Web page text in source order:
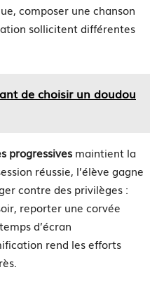
composer une chanson
sollicitent différentes
de choisir un doudou
progressives maintient la
réussie, l’élève gagne
contre des privilèges :
reporter une corvée
d’écran
rend les efforts